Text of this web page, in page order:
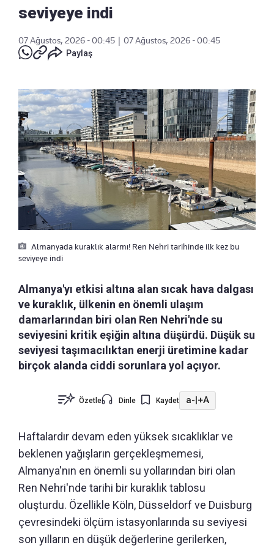
seviyeye indi
07 Ağustos, 2026 - 00:45
07 Ağustos, 2026 - 00:45
Paylaş
Almanyada kuraklık alarmı! Ren Nehri tarihinde ilk kez bu
seviyeye indi
Almanya'yı etkisi altına alan sıcak hava dalgası
ve kuraklık, ülkenin en önemli ulaşım
damarlarından biri olan Ren Nehri'nde su
seviyesini kritik eşiğin altına düşürdü. Düşük su
seviyesi taşımacılıktan enerji üretimine kadar
birçok alanda ciddi sorunlara yol açıyor.
Özetle Dinle Kaydet a- +A
Haftalardır devam eden yüksek sıcaklıklar ve
beklenen yağışların gerçekleşmemesi,
Almanya'nın en önemli su yollarından biri olan
Ren Nehri'nde tarihi bir kuraklık tablosu
oluşturdu. Özellikle Köln, Düsseldorf ve Duisburg
çevresindeki ölçüm istasyonlarında su seviyesi
son yılların en düşük değerlerine gerilerken,